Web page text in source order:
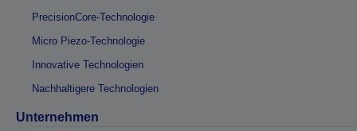
PrecisionCore-Technologie
Micro Piezo-Technologie
Innovative Technologien
Nachhaltigere Technologien
Unternehmen